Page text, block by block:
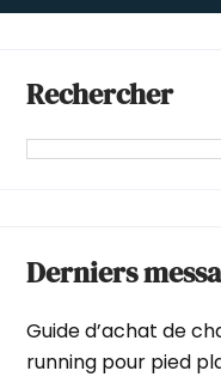
Rechercher
Derniers
Guide d’achat de
running pour pied